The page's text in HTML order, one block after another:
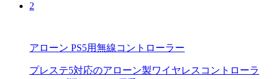
2
アローン PS5用無線コントローラー
プレステ5対応のアローン製ワイヤレスコントローラ